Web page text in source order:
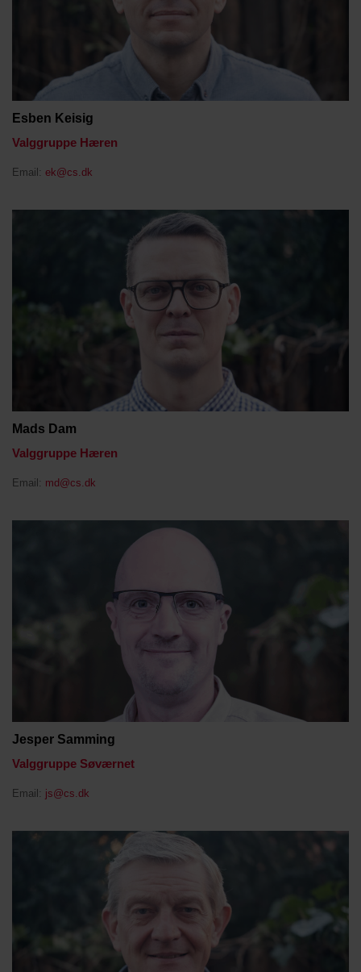
Esben Keisig
Valggruppe Hæren
Email: ek@cs.dk
Mads Dam
Valggruppe Hæren
Email: md@cs.dk
Jesper Samming
Valggruppe Søværnet
Email: js@cs.dk